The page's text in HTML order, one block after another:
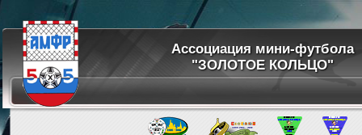
Ассоциация мини-футбола
"ЗОЛОТОЕ КОЛЬЦО"